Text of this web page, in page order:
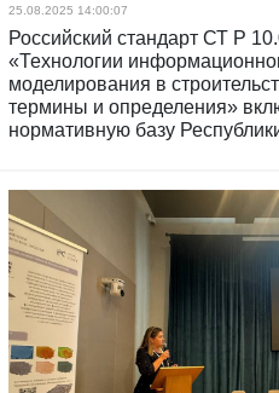
25.08.2025 14:00:07
Российский стандарт СТ Р
«Технологии
моделирования в
термины и определения»
нормативную базу